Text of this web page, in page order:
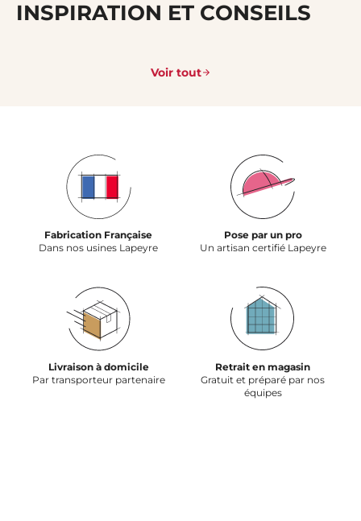
INSPIRATION ET CONSEILS
Voir tout
Fabrication Française
Dans nos usines Lapeyre
Pose par un pro
Un artisan certifié Lapeyre
Livraison à domicile
Par transporteur partenaire
Retrait en magasin
Gratuit et préparé par nos
équipes